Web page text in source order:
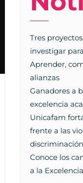
Tres
investigar
Aprender,
alianzas
Ganadores a
excelencia
Unicafam
frente a las
discriminación
Conoce los
a la